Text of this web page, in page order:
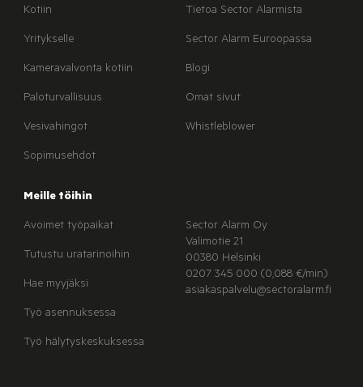
Kotiin
Yritykselle
Kameravalvonta kotiin
Paloturvallisuus
Vesivahingot
Sopimusehdot
Tietoa Sector Alarmista
Sector Alarm Euroopassa
Blogi
Omat sivut
Whistleblower
Meille töihin
Avoimet työpaikat
Tutustu uratarinoihin
Hae myyjäksi
Työ asennuksessa
Työ hälytyskeskuksessa
Sector Alarm Oy
Valimotie 21
00380 Helsinki
0207 345 000 (0,088 €/min)
asiakaspalvelu@sectoralarm.fi